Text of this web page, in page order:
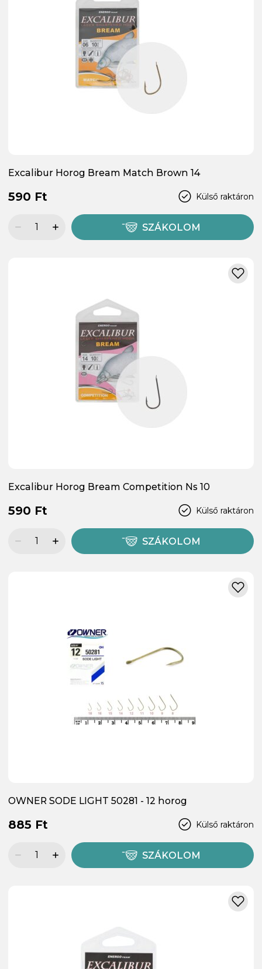
Excalibur Horog Bream Match Brown 14
Külső raktáron
590 Ft
SZÁKOLOM
Excalibur Horog Bream Competition Ns 10
Külső raktáron
590 Ft
SZÁKOLOM
OWNER SODE LIGHT 50281 - 12 horog
Külső raktáron
885 Ft
SZÁKOLOM